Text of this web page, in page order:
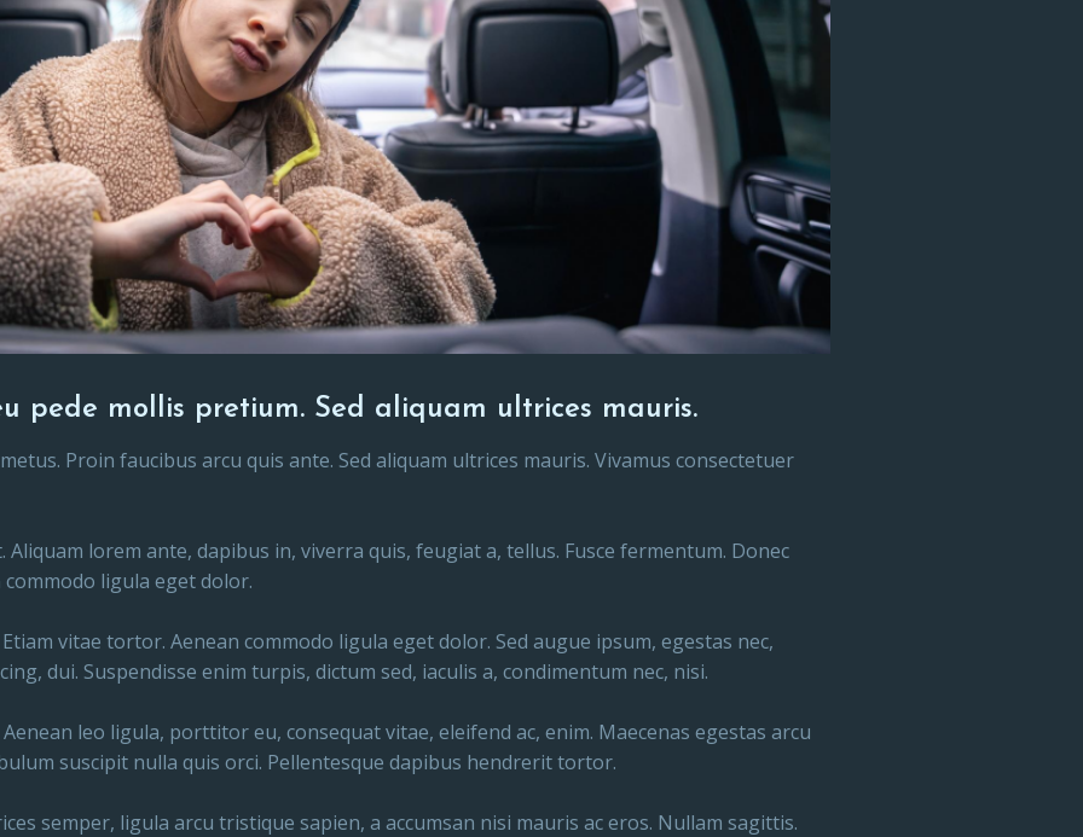
pede mollis pretium. Sed aliquam ultrices mauris.
Proin faucibus arcu quis ante. Sed aliquam ultrices mauris. Vivamus consectetuer
lorem ante, dapibus in, viverra quis, feugiat a, tellus. Fusce fermentum. Donec
ligula eget dolor.
vitae tortor. Aenean commodo ligula eget dolor. Sed augue ipsum, egestas nec,
dui. Suspendisse enim turpis, dictum sed, iaculis a, condimentum nec, nisi.
leo ligula, porttitor eu, consequat vitae, eleifend ac, enim. Maecenas egestas arcu
suscipit nulla quis orci. Pellentesque dapibus hendrerit tortor.
semper, ligula arcu tristique sapien, a accumsan nisi mauris ac eros. Nullam sagittis.